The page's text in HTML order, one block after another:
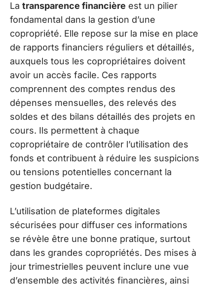
La transparence financière est un pilier
fondamental dans la gestion d’une
copropriété. Elle repose sur la mise en place
de rapports financiers réguliers et détaillés,
auxquels tous les copropriétaires doivent
avoir un accès facile. Ces rapports
comprennent des comptes rendus des
dépenses mensuelles, des relevés des
soldes et des bilans détaillés des projets en
cours. Ils permettent à chaque
copropriétaire de contrôler l’utilisation des
fonds et contribuent à réduire les suspicions
ou tensions potentielles concernant la
gestion budgétaire.
L’utilisation de plateformes digitales
sécurisées pour diffuser ces informations
se révèle être une bonne pratique, surtout
dans les grandes copropriétés. Des mises à
jour trimestrielles peuvent inclure une vue
d’ensemble des activités financières, ainsi